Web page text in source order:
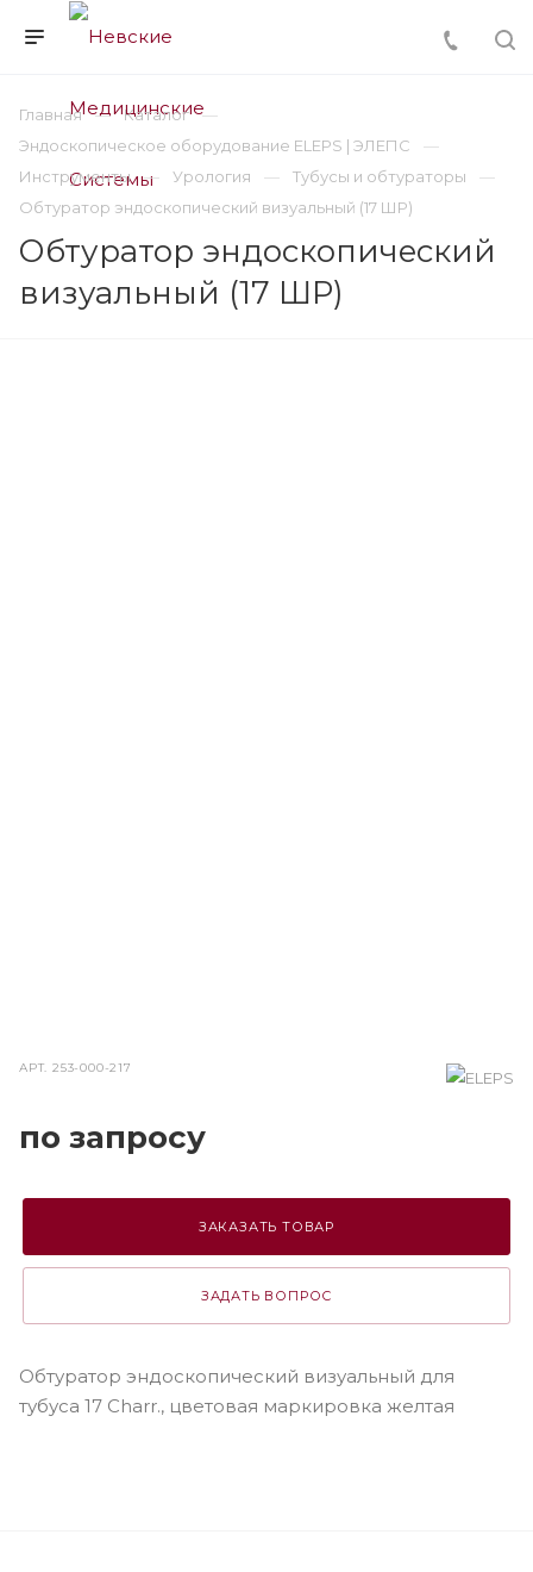
Главная
Каталог
Эндоскопическое оборудование ELEPS | ЭЛЕПС
Инструменты
Урология
Тубусы и обтураторы
Обтуратор эндоскопический визуальный (17 ШР)
Обтуратор эндоскопический
визуальный (17 ШР)
АРТ.253-000-217
по запросу
ЗАКАЗАТЬ ТОВАР
ЗАДАТЬ ВОПРОС
Обтуратор эндоскопический визуальный для
тубуса 17 Charr., цветовая маркировка желтая